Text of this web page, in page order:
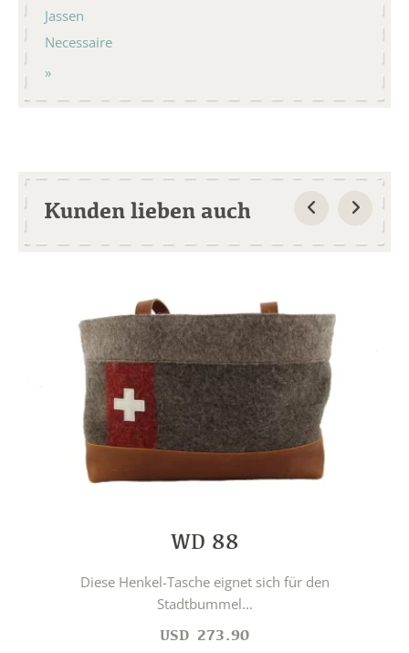
Jassen
Necessaire
Kunden lieben auch
WD 88
Diese Henkel-Tasche eignet sich für den
Stadtbummel...
USD 273.90